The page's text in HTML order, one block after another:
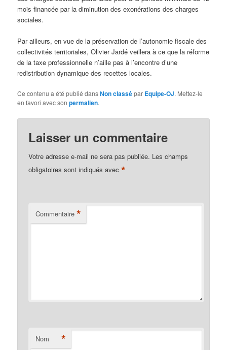
mois financée par la diminution des exonérations des charges
sociales.
Par ailleurs, en vue de la préservation de l’autonomie fiscale des
collectivités territoriales, Olivier Jardé veillera à ce que la réforme
de la taxe professionnelle n’aille pas à l’encontre d’une
redistribution dynamique des recettes locales.
Ce contenu a été publié dansNon classépar Equipe-OJ. Mettez-le
en favori avec sonpermalien.
Laisser un commentaire
Votre adresse e-mail ne sera pas publiée. Les champs
obligatoires sont indiqués avec*
Commentaire *
Nom *